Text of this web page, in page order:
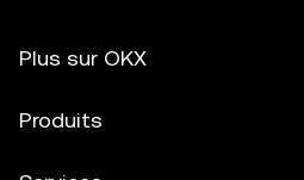
Plus sur OKX
Produits